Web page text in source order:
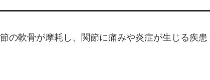
の軟骨が摩耗し、関節に痛みや炎症が生じる疾患